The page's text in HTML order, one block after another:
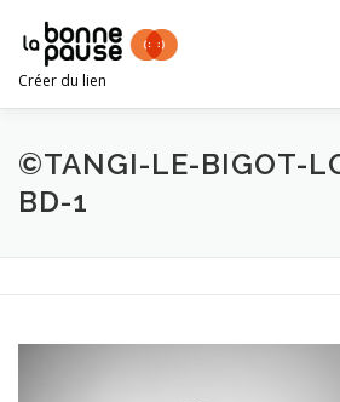
contenu
Créer du lien
TEAM BUILDING PAR L’IMPRO
©TANGI-LE-BIGOT-
BD-1